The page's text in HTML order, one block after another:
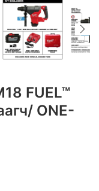
FUEL™
ONE-